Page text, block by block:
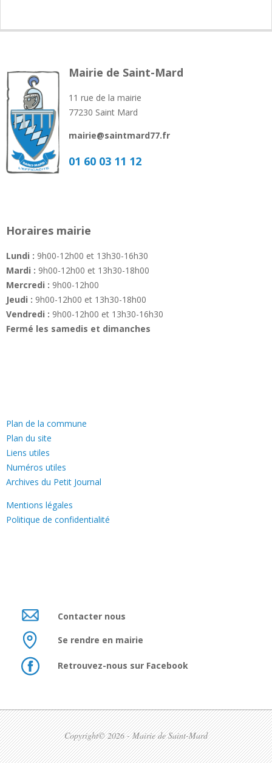
Mairie de Saint-Mard
11 rue de la mairie
77230 Saint Mard
mairie@saintmard77.fr
01 60 03 11 12
Horaires mairie
Lundi : 9h00-12h00 et 13h30-16h30
Mardi : 9h00-12h00 et 13h30-18h00
Mercredi : 9h00-12h00
Jeudi : 9h00-12h00 et 13h30-18h00
Vendredi : 9h00-12h00 et 13h30-16h30
Fermé les samedis et dimanches
Plan de la commune
Plan du site
Liens utiles
Numéros utiles
Archives du Petit Journal
Mentions légales
Politique de confidentialité
Contacter nous
Se rendre en mairie
Retrouvez-nous sur Facebook
Copyright© 2026 - Mairie de Saint-Mard